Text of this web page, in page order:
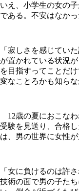
いえ、小学生の女の
である。不安はなか
「寂しさを感じてい
が置かれている状況
を目指すってことだ
変なことろかも知らな
12歳の夏におこな
受験を見送り、合格
は、男の世界に女性
「女に負けるのは許
技術の面で男の子た